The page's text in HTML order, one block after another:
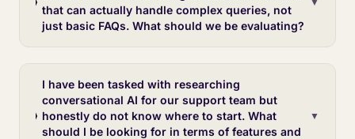
that can actually handle complex queries, not
just basic FAQs. What should we be evaluating?
I have been tasked with researching
conversational AI for our support team but
honestly do not know where to start. What
should I be looking for in terms of features and
▼